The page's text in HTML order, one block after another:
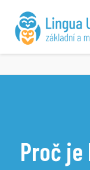
Proč